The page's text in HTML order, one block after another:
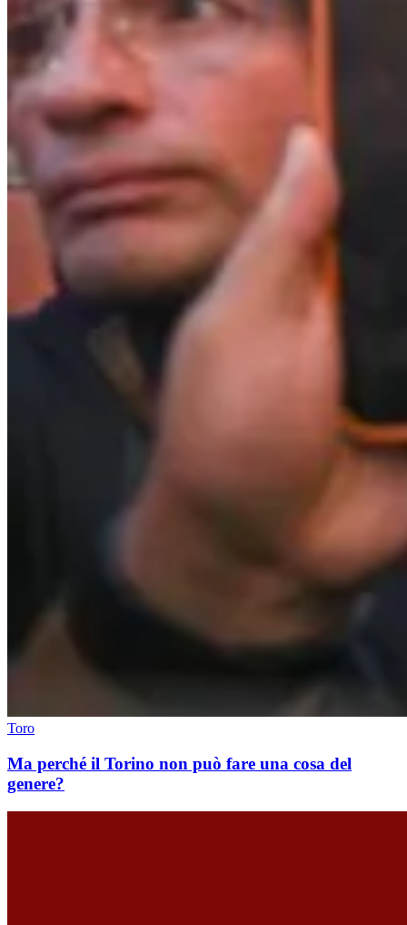
Toro
Ma perché il Torino non può fare una cosa del
genere?